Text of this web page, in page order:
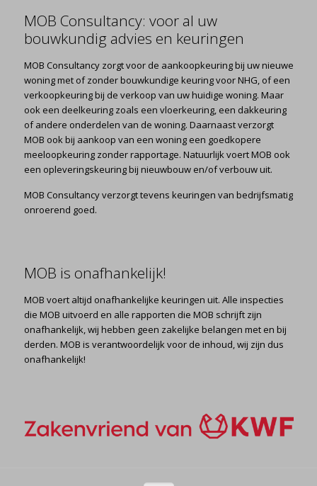
MOB Consultancy: voor al uw
bouwkundig advies en keuringen
MOB Consultancy zorgt voor de aankoopkeuring bij uw nieuwe
woning met of zonder bouwkundige keuring voor NHG, of een
verkoopkeuring bij de verkoop van uw huidige woning. Maar
ook een deelkeuring zoals een vloerkeuring, een dakkeuring
of andere onderdelen van de woning. Daarnaast verzorgt
MOB ook bij aankoop van een woning een goedkopere
meeloopkeuring zonder rapportage. Natuurlijk voert MOB ook
een opleveringskeuring bij nieuwbouw en/of verbouw uit.
MOB Consultancy verzorgt tevens keuringen van bedrijfsmatig
onroerend goed.
MOB is onafhankelijk!
MOB voert altijd onafhankelijke keuringen uit. Alle inspecties
die MOB uitvoerd en alle rapporten die MOB schrijft zijn
onafhankelijk, wij hebben geen zakelijke belangen met en bij
derden. MOB is verantwoordelijk voor de inhoud, wij zijn dus
onafhankelijk!